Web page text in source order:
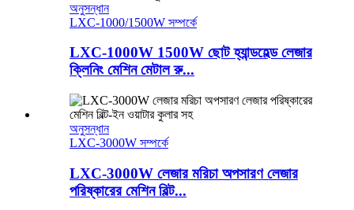
অনুসন্ধান
LXC-1000/1500W সম্পর্কে
LXC-1000W 1500W ছোট হ্যান্ডহেল্ড লেজার
ক্লিনিং মেশিন মেটাল রু...
অনুসন্ধান
LXC-3000W সম্পর্কে
LXC-3000W লেজার মরিচা অপসারণ লেজার
পরিষ্কারের মেশিন বিল্ট...